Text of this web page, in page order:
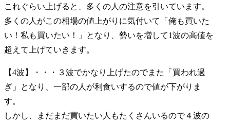
これぐらい上げると、多くの人の注意を引いています。
多くの人がこの相場の値上がりに気付いて「俺も買いた
い！私も買いたい！」となり、勢いを増して1波の高値を
超えて上げていきます。
【4波】・・・３波でかなり上げたのでまた「買われ過
ぎ」となり、一部の人が利食いするので値が下がりま
す。
しかし、まだまだ買いたい人もたくさんいるので４波の